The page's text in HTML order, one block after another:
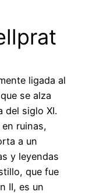
ligada al
se alza
del siglo XI.
ruinas,
a un
y leyendas
que fue
II, es un